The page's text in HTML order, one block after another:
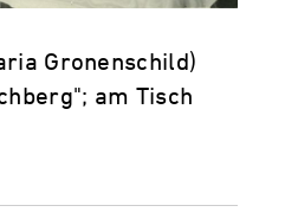
Gronenschild)
am Tisch